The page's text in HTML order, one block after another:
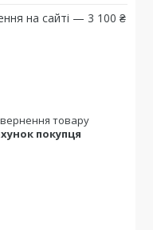
на сайті — 3 100 ₴
товару
покупця